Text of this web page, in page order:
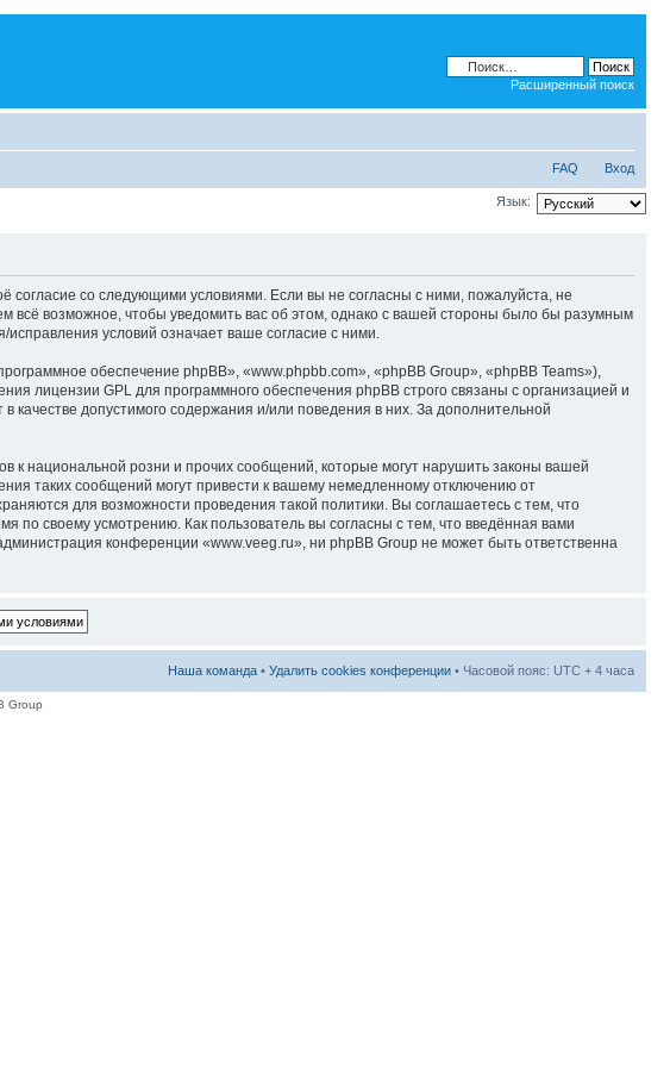
Расширенный поиск
FAQ Вход
Язык:
со следующими условиями. Если вы не согласны с ними, пожалуйста, не
всё возможное, чтобы уведомить вас об этом, однако с вашей стороны было бы разумным
условий означает ваше согласие с ними.
обеспечение phpBB», «www.phpbb.com», «phpBB Group», «phpBB Teams»),
лицензии GPL для программного обеспечения phpBB строго связаны с организацией и
допустимого содержания и/или поведения в них. За дополнительной
к национальной розни и прочих сообщений, которые могут нарушить законы вашей
таких сообщений могут привести к вашему немедленному отключению от
для возможности проведения такой политики. Вы соглашаетесь с тем, что
своему усмотрению. Как пользователь вы согласны с тем, что введённая вами
конференции «www.veeg.ru», ни phpBB Group не может быть ответственна
Наша команда • Удалить cookies конференции • Часовой пояс: UTC + 4 часа
Group